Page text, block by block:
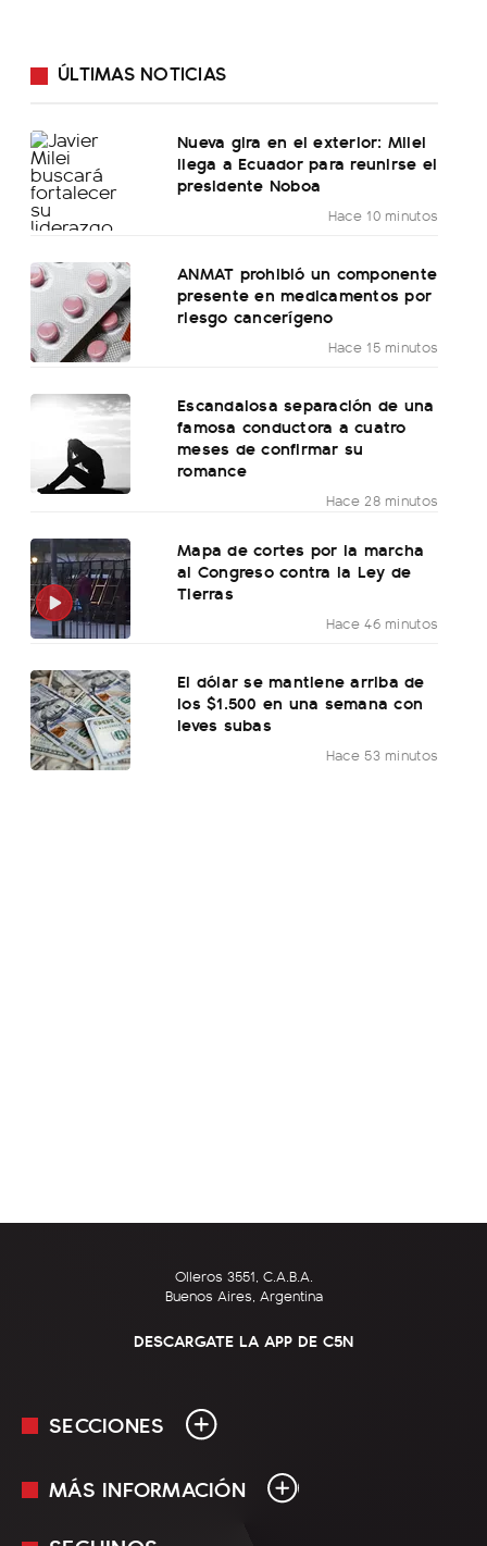
ÚLTIMAS NOTICIAS
Nueva gira en el exterior: Milei
llega a Ecuador para reunirse el
presidente Noboa
Hace 10 minutos
ANMAT prohibió un componente
presente en medicamentos por
riesgo cancerígeno
Hace 15 minutos
Escandalosa separación de una
famosa conductora a cuatro
meses de confirmar su
romance
Hace 28 minutos
Mapa de cortes por la marcha
al Congreso contra la Ley de
Tierras
Hace 46 minutos
El dólar se mantiene arriba de
los $1.500 en una semana con
leves subas
Hace 53 minutos
Olleros 3551, C.A.B.A.
Buenos Aires, Argentina
DESCARGATE LA APP DE C5N
SECCIONES
En Vivo
MÁS INFORMACIÓN